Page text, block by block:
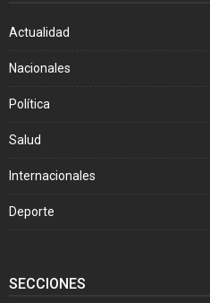
Actualidad
Nacionales
Política
Salud
Internacionales
Deporte
SECCIONES